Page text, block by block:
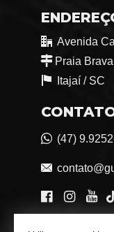
Avenida
Praia
Itajaí / SC
(47)